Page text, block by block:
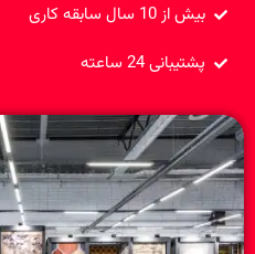
بیش از 10 سال سابقه کاری
پشتیبانی 24 ساعته